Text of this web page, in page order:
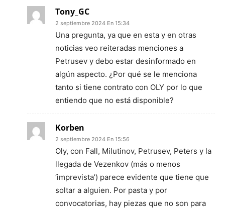
Tony_GC
2 septiembre 2024 En 15:34
Una pregunta, ya que en esta y en otras
noticias veo reiteradas menciones a
Petrusev y debo estar desinformado en
algún aspecto. ¿Por qué se le menciona
tanto si tiene contrato con OLY por lo que
entiendo que no está disponible?
Korben
2 septiembre 2024 En 15:56
Oly, con Fall, Milutinov, Petrusev, Peters y la
llegada de Vezenkov (más o menos
‘imprevista’) parece evidente que tiene que
soltar a alguien. Por pasta y por
convocatorias, hay piezas que no son para